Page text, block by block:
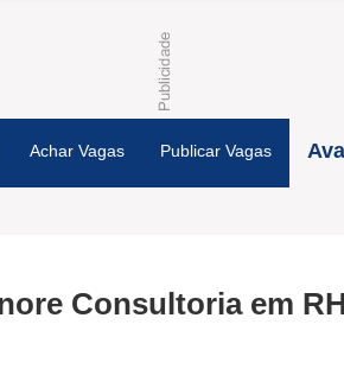
Achar Vagas Publicar Vagas
Consultoria em RH